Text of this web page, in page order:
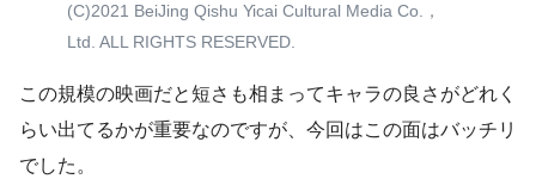
(C)2021 BeiJing Qishu Yicai Cultural Media Co.，
Ltd. ALL RIGHTS RESERVED.
この規模の映画だと短さも相まってキャラの良さがどれく
らい出てるかが重要なのですが、今回はこの面はバッチリ
でした。